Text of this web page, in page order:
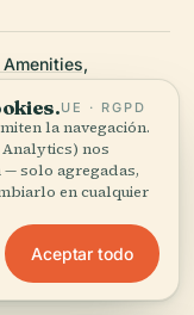
Amenities,
2025
Portland.gov, 2025
UE · RGPD
la navegación.
Analytics) nos
— solo agregadas,
en cualquier
Aceptar todo